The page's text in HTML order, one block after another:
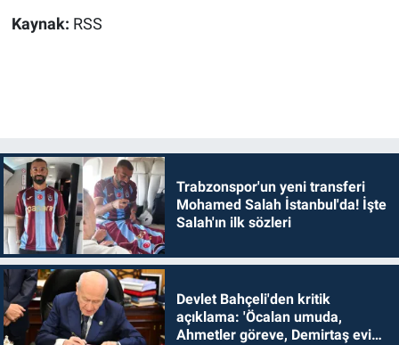
Kaynak: RSS
Trabzonspor'un yeni transferi
Mohamed Salah İstanbul'da! İşte
Salah'ın ilk sözleri
Devlet Bahçeli'den kritik
açıklama: 'Öcalan umuda,
Ahmetler göreve, Demirtaş evine